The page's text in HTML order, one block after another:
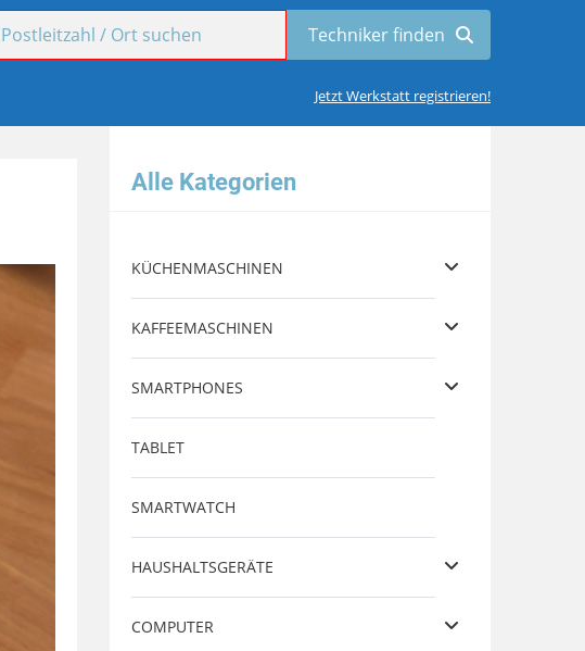
Jetzt Werkstatt registrieren!
Alle Kategorien
KÜCHENMASCHINEN
KAFFEEMASCHINEN
SMARTPHONES
TABLET
SMARTWATCH
HAUSHALTSGERÄTE
COMPUTER